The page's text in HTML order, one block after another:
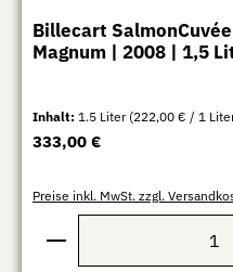
Billecart
Magnum | 2008 | 1,5
Inhalt: 1.5 Liter (222,00 € / 1
Regulärer Preis:
333,00 €
Preise inkl. MwSt. zzgl.
Produkt Anzahl: Gib